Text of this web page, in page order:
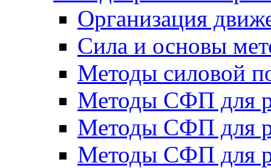
Организация
Сила и основы
Методы силовой
Методы СФП для
Методы СФП для
Методы СФП для